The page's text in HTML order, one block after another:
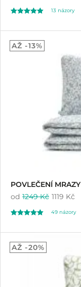
z 5 na základě
13 názory
AŽ -13%
POVLEČENÍ MRAZY
od
1119 Kč
1249 Kč
z 5 na základě
49 názory
AŽ -20%